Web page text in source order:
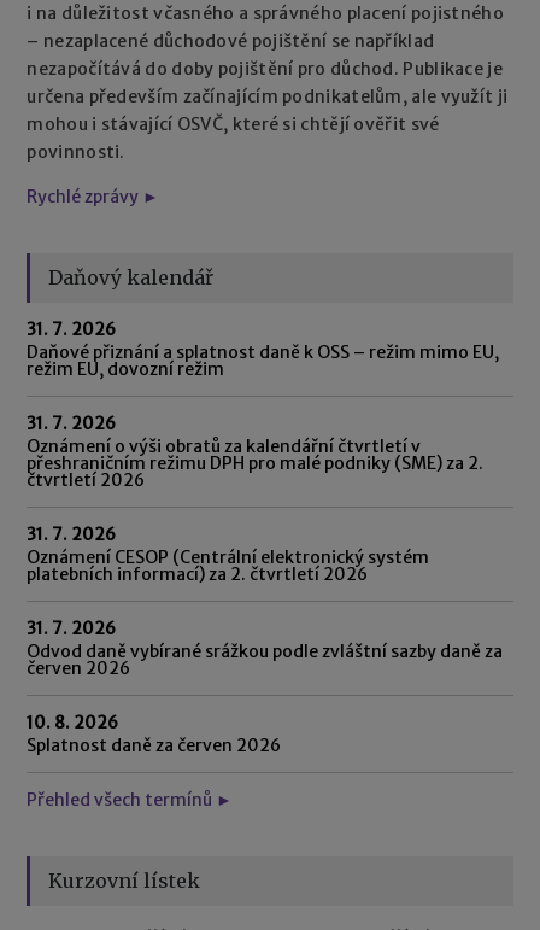
i na důležitost včasného a správného placení pojistného
– nezaplacené důchodové pojištění se například
nezapočítává do doby pojištění pro důchod. Publikace je
určena především začínajícím podnikatelům, ale využít ji
mohou i stávající OSVČ, které si chtějí ověřit své
povinnosti.
Rychlé zprávy ►
Daňový kalendář
31. 7. 2026
Daňové přiznání a splatnost daně k OSS – režim mimo EU,
režim EU, dovozní režim
31. 7. 2026
Oznámení o výši obratů za kalendářní čtvrtletí v
přeshraničním režimu DPH pro malé podniky (SME) za 2.
čtvrtletí 2026
31. 7. 2026
Oznámení CESOP (Centrální elektronický systém
platebních informací) za 2. čtvrtletí 2026
31. 7. 2026
Odvod daně vybírané srážkou podle zvláštní sazby daně za
červen 2026
10. 8. 2026
Splatnost daně za červen 2026
Přehled všech termínů ►
Kurzovní lístek